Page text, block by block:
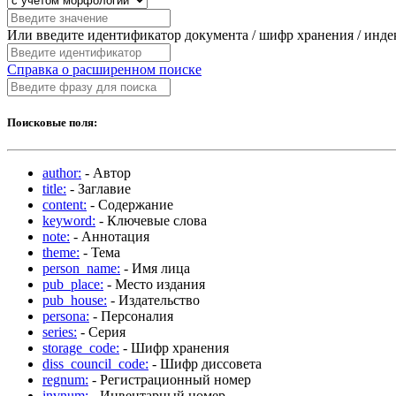
Или введите идентификатор документа / шифр хранения /
Справка о расширенном поиске
Поисковые поля:
author: - Автор
title: - Заглавие
content: - Содержание
keyword: - Ключевые слова
note: - Аннотация
theme: - Тема
person_name: - Имя лица
pub_place: - Место издания
pub_house: - Издательство
persona: - Персоналия
series: - Серия
storage_code: - Шифр хранения
diss_council_code: - Шифр диссовета
regnum: - Регистрационный номер